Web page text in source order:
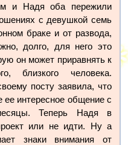
и Надя оба пережили
с девушкой семь
браке и от развода,
долго, для него это
он может приравнять к
близкого человека.
посту заявила, что
интересное общение с
Теперь Надя в
или не идти. Ну а
знаки внимания от